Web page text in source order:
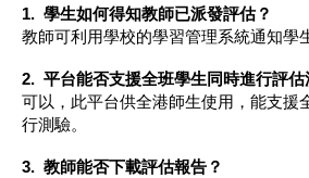
1. 學生如何得知教師已派發評估？
教師可利用學校的學習管理系統通知學
2. 平台能否支援全班學生同時進行評估
可以，此平台供全港師生使用，能支援
行測驗。
3. 教師能否下載評估報告？